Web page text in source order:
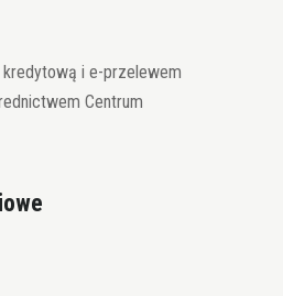
i e-przelewem
Centrum